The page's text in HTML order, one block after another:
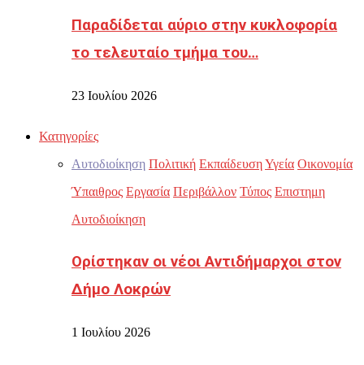
Παραδίδεται αύριο στην κυκλοφορία
το τελευταίο τμήμα του…
23 Ιουλίου 2026
Κατηγορίες
Αυτοδιοίκηση Πολιτική ΕκπαίδευσηΥγεία Οικονομία
Ύπαιθρος Εργασία Περιβάλλον Τύπος Επιστημη
Αυτοδιοίκηση
Ορίστηκαν οι νέοι Αντιδήμαρχοι στον
Δήμο Λοκρών
1 Ιουλίου 2026